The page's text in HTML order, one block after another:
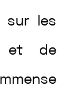
sur les
et de